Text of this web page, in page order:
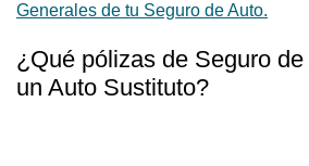
Generales de tu Seguro de Auto.
¿Qué pólizas de Seguro
un Auto Sustituto?